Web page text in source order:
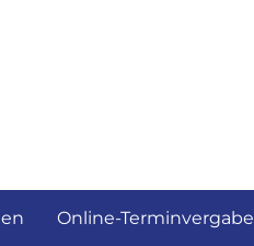
Online-Terminvergabe